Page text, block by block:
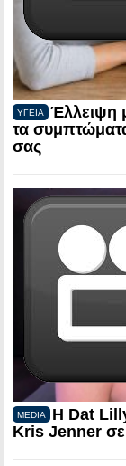
ΥΓΕΙΑ
Έλλειψη
τα
σας
MEDIA
Η Dat
Kris Jenner